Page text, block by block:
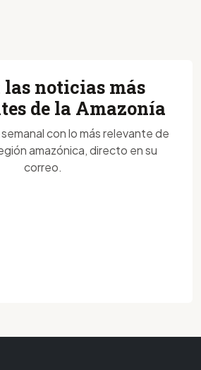
las noticias más
de la Amazonía
con lo más relevante de
amazónica, directo en su
correo.